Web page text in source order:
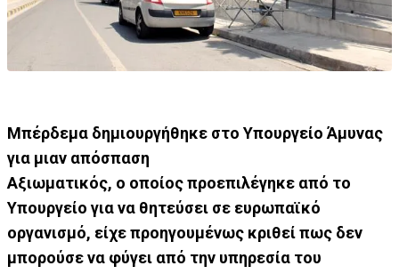
Μπέρδεμα δημιουργήθηκε στο Υπουργείο Άμυνας
για μιαν απόσπαση
Αξιωματικός, ο οποίος προεπιλέγηκε από το
Υπουργείο για να θητεύσει σε ευρωπαϊκό
οργανισμό, είχε προηγουμένως κριθεί πως δεν
μπορούσε να φύγει από την υπηρεσία του